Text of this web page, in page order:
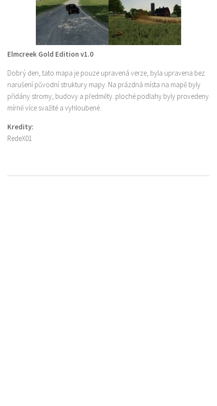
Elmcreek Gold Edition v1.0
Dobrý den, tato mapa je pouze upravená verze, byla upravena bez
narušení původní struktury mapy. Na prázdná místa na mapě byly
přidány stromy, budovy a předměty. ploché podlahy byly provedeny
mírně více svažité a vyhloubené.
Kredity:
RedeX01